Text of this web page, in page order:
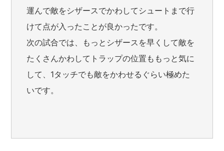
運んで敵をシザースでかわしてシュートまで行
けて点が入ったことが良かったです。
次の試合では、もっとシザースを早くして敵を
たくさんかわしてトラップの位置ももっと気に
して、1タッチでも敵をかわせるぐらい極めた
いです。